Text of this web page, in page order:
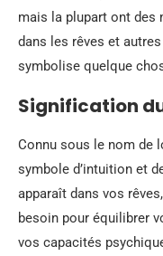
mais la plupart ont des
dans les rêves et
symbolise quelque
Signification
Connu sous le nom de
symbole d’intuition et
apparaît dans vos
besoin pour équilibrer
vos capacités